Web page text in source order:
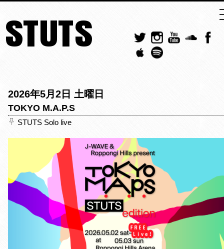
STUTS
2026年5月2日 土曜日
TOKYO M.A.P.S
STUTS Solo live